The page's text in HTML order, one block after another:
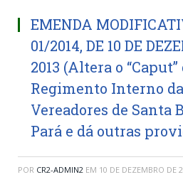
EMENDA
01/2014, DE 10 DE
2013 (Altera o
Regimento Interno
Vereadores de Santa
Pará e dá outras
POR CR2-ADMIN2 EM 10 DE DEZEMBRO DE